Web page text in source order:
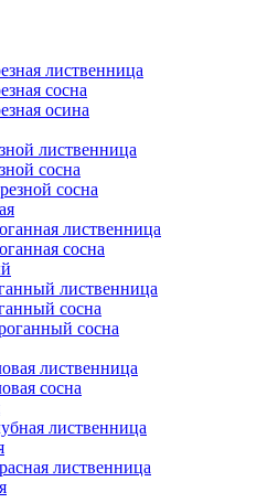
лиственница
сосна
осина
лиственница
сосна
сосна
лиственница
сосна
лиственница
сосна
сосна
лиственница
сосна
лиственница
лиственница